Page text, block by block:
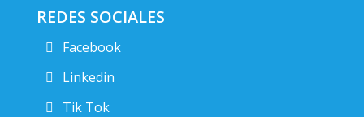
REDES SOCIALES
Facebook
Linkedin
Tik Tok